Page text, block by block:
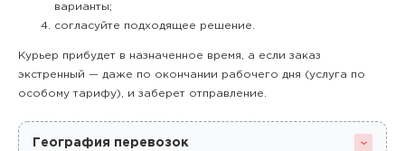
варианты;
согласуйте подходящее решение.
Курьер прибудет в назначенное время, а если заказ
экстренный — даже по окончании рабочего дня (услуга по
особому тарифу), и заберет отправление.
География перевозок